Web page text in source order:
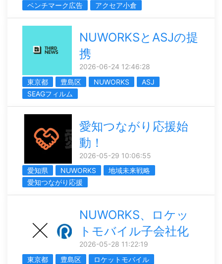
ベンチマーク広告
アクセア小倉
NUWORKSとASJの提
携
2026-06-24 12:46:28
東京都
豊島区 NUWORKS
ASJ
SEAGフィルム
愛知つながり応援始
動！
2026-05-29 10:06:55
愛知県
NUWORKS
地域未来戦略
愛知つながり応援
NUWORKS、ロケッ
トモバイル子会社化
2026-05-28 11:22:19
東京都
豊島区
ロケットモバイル